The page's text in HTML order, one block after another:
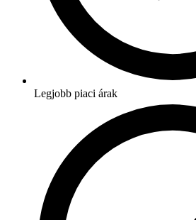
Legjobb piaci árak